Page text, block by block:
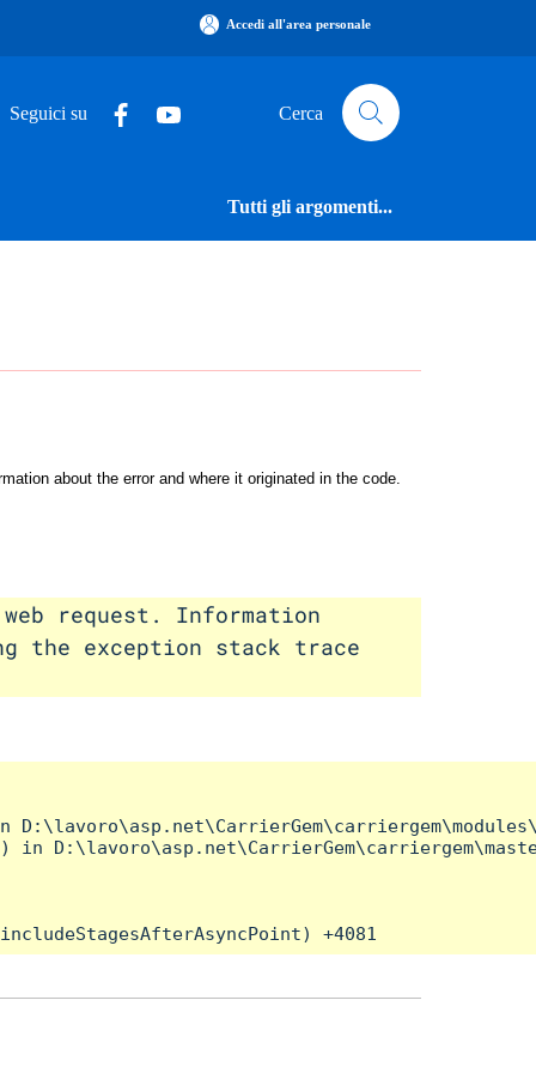
Accedi all'area personale
Seguici su Cerca
Tutti gli argomenti...
about the error and where it originated in the code.
request. Information
the exception stack trace